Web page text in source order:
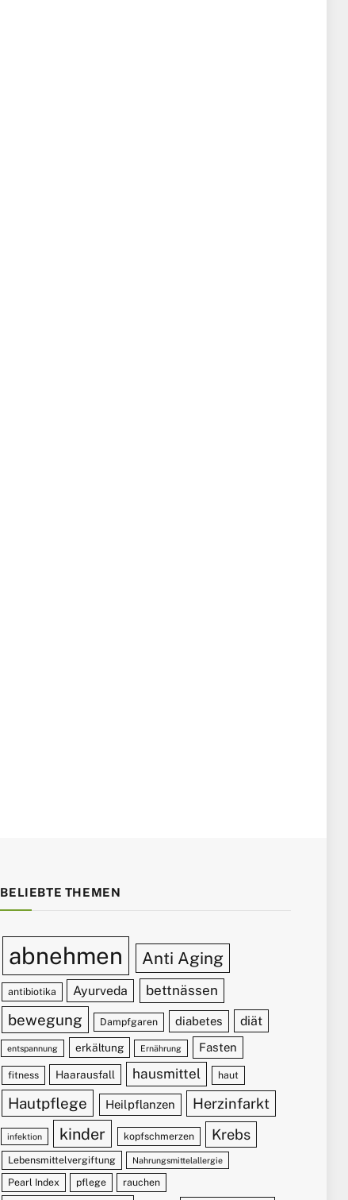
BELIEBTE THEMEN
abnehmen Anti Aging
antibiotika Ayurveda bettnässen
bewegung Dampfgaren diabetes diät
entspannung erkältung Ernährung Fasten
fitness Haarausfall hausmittel haut
Hautpflege Heilpflanzen Herzinfarkt
infektion kinder kopfschmerzen Krebs
Lebensmittelvergiftung Nahrungsmittelallergie
Pearl Index pflege rauchen